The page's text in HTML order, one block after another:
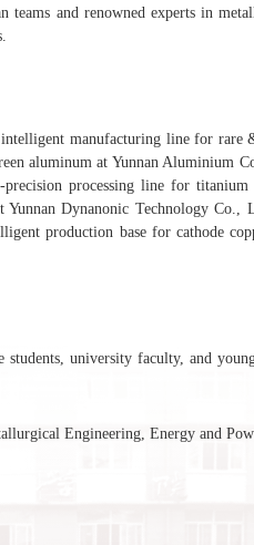
and renowned experts in
manufacturing line for rare
aluminum at Yunnan Aluminium
processing line for
Dynanonic Technology
production base for cathode
students, university faculty, and
Engineering, Energy and